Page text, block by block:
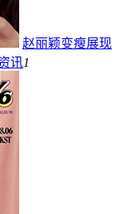
赵丽颖变瘦展现
讯1